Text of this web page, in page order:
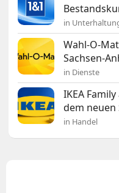
in
Wahl-O-
Sachsen-
in Dienste
IKEA
dem
in Handel